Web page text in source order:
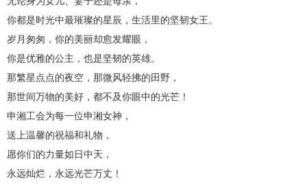
你都是时光中最璀璨的星辰，生活里的坚韧女王。
岁月匆匆，你的美丽却愈发耀眼，
你是优雅的公主，也是坚韧的英雄。
那繁星点点的夜空，那微风轻拂的田野，
那世间万物的美好，都不及你眼中的光芒！
申湘工会为每一位申湘女神，
送上温馨的祝福和礼物，
愿你们的力量如日中天，
永远灿烂，永远光芒万丈！